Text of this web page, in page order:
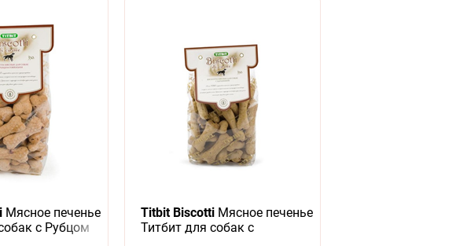
Мясное печенье
с Рубцом
Titbit BiscottiМясное печенье
Титбит для собак с